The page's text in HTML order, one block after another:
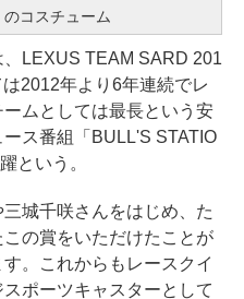
のコスチューム
LEXUS TEAM SARD 201
2012年より6年連続でレ
ムとしては最長という安
ス番組「BULL'S STATIO
という。
城千咲さんをはじめ、た
の賞をいただけたことが
。これからもレースクイ
ポーツキャスターとして